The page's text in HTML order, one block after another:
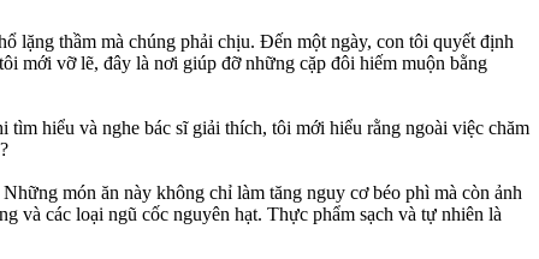
lặng thầm mà chúng phải chịu. Đến một ngày, con tôi quyết định
mới vỡ lẽ, đây là nơi giúp đỡ những cặp đôi hiếm muộn bằng
hiểu và nghe bác sĩ giải thích, tôi mới hiểu rằng ngoài việc chăm
món ăn này không chỉ làm tăng nguy cơ béo phì mà còn ảnh
và các loại ngũ cốc nguyên hạt. Thực phẩm sạch và tự nhiên là